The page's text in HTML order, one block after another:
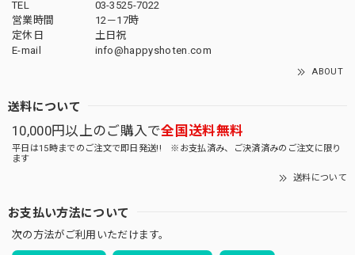
TEL
03-3525-7022
営業時間
12－17時
定休日
土日祝
E-mail
info@happyshoten.com
ABOUT
送料について
10,000円以上のご購入で全国送料無料
平日は15時までのご注文で即日発送!! ※お支払済み、ご決済済みのご注文に限り
ます
送料について
お支払い方法について
次の方法がご利用いただけます。